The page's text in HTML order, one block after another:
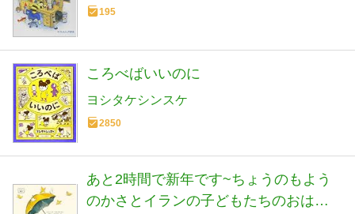
195
ころべばいいのに
ヨシタケシンスケ
2850
あと2時間で新年です~ちょうのもよう
のかさとイランの子どもたちのおはな